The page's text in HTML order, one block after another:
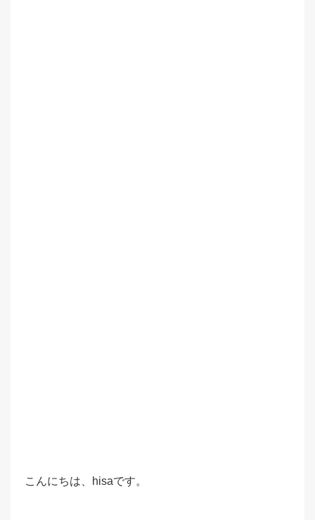
こんにちは、hisaです。